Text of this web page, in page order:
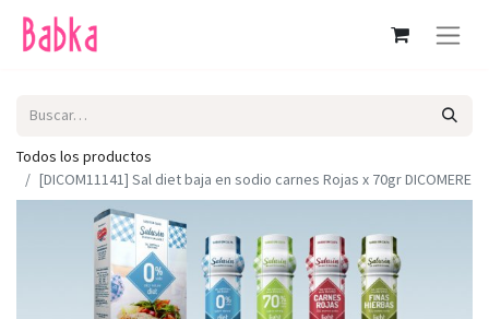
Todos los productos
[DICOM11141] Sal diet baja en sodio carnes Rojas x 70gr DICOMERE